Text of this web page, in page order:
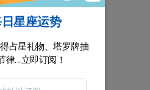
星座运势
占星礼物、塔罗牌抽
律...立即订阅！